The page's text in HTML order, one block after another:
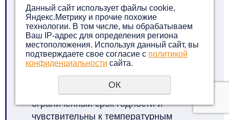
своей лёгкости и прочности, эти
композитные цистерны часто
применяются для перевозки опасных
грузов с коррозийными свойствами.
Изотермические автоцистерны
уникальные сосуды созданы для
перевозки жидких грузов, которые имеют
ограниченный срок годности и
чувствительны к температурным
Данный сайт использует файлы cookie,
Яндекс.Метрику и прочие похожие
технологии. В том числе, мы обрабатываем
Ваш IP-адрес для определения региона
местоположения. Используя данный сайт, вы
подтверждаете свое согласие с политикой
конфиденциальности сайта.
ОК